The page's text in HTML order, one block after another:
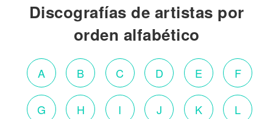
Discografías de artistas por
orden alfabético
A B C D E F
G H I J K L